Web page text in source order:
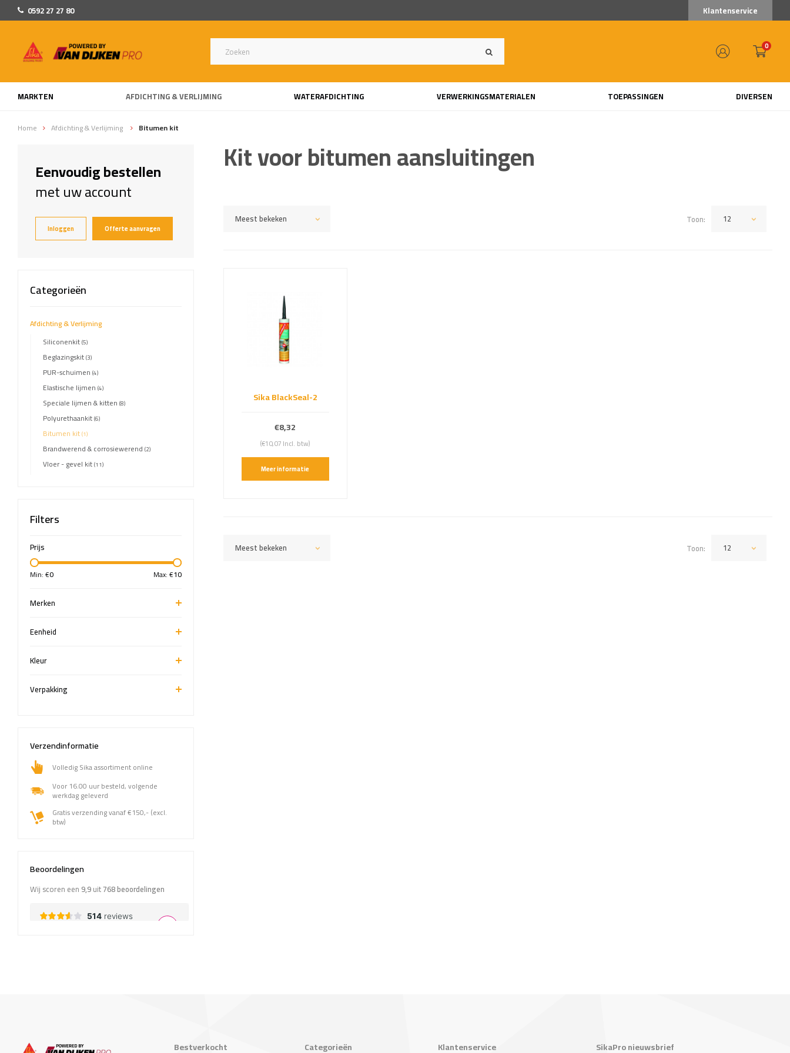
0592 27 27 80 Klantenservice
0
MARKTEN AFDICHTING & VERLIJMING WATERAFDICHTING VERWERKINGSMATERIALEN TOEPASSINGEN DIVERSEN
Home Afdichting & Verlijming Bitumen kit
Eenvoudig bestellen
met uw account
Inloggen Offerte aanvragen
Categorieën
Afdichting & Verlijming
Siliconenkit(5)
Beglazingskit(3)
PUR-schuimen (4)
Elastische lijmen (4)
Speciale lijmen & kitten (8)
Polyurethaankit(6)
Bitumen kit(1)
Brandwerend & corrosiewerend (2)
Vloer - gevel kit(11)
Filters
Prijs
Min: €0 Max: €10
Merken
Eenheid
Kleur
Verpakking
Verzendinformatie
Volledig Sika assortiment online
Voor 16.00 uur besteld, volgende
werkdag geleverd
Gratis verzending vanaf €150,- (excl.
btw)
Beoordelingen
Wij scoren een 9,9uit768beoordelingen
Kit voor bitumen aansluitingen
Meest bekeken Toon: 12
Sika BlackSeal-2
€8,32
(€10,07 Incl. btw)
Meer informatie
Meest bekeken Toon: 12
Bestverkocht Categorieën Klantenservice SikaPro nieuwsbrief